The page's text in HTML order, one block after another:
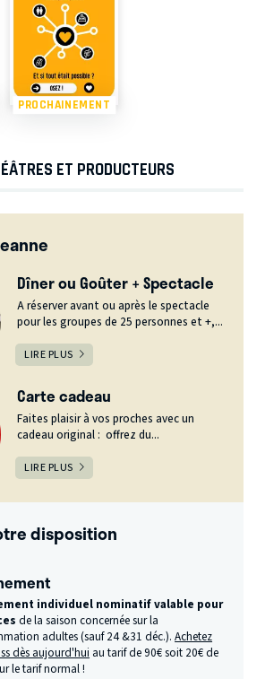
PROCHAINEMENT
ET PRODUCTEURS
Dîner ou Goûter + Spectacle
A réserver avant ou après le spectacle
pour les groupes de 25 personnes et +,...
LIRE PLUS
Carte cadeau
Faites plaisir à vos proches avec un
cadeau original : offrez du...
LIRE PLUS
disposition
individuel nominatif valable pour
de la saison concernée sur la
adultes (sauf 24 &31 déc.).Achetez
dès aujourd'hui au tarif de 90€ soit 20€ de
le tarif normal !